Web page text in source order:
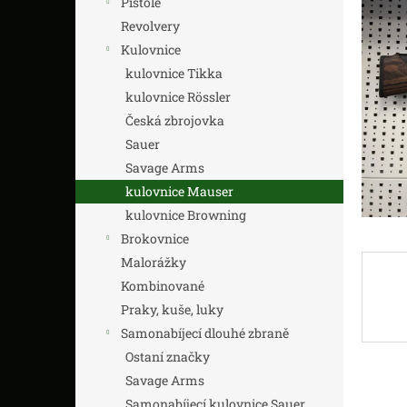
Revolvery
Kulovnice
kulovnice Tikka
kulovnice Rössler
Česká zbrojovka
Sauer
Savage Arms
kulovnice Mauser
kulovnice Browning
Brokovnice
Malorážky
Kombinované
Praky, kuše, luky
Samonabíjecí dlouhé zbraně
Ostaní značky
Savage Arms
5